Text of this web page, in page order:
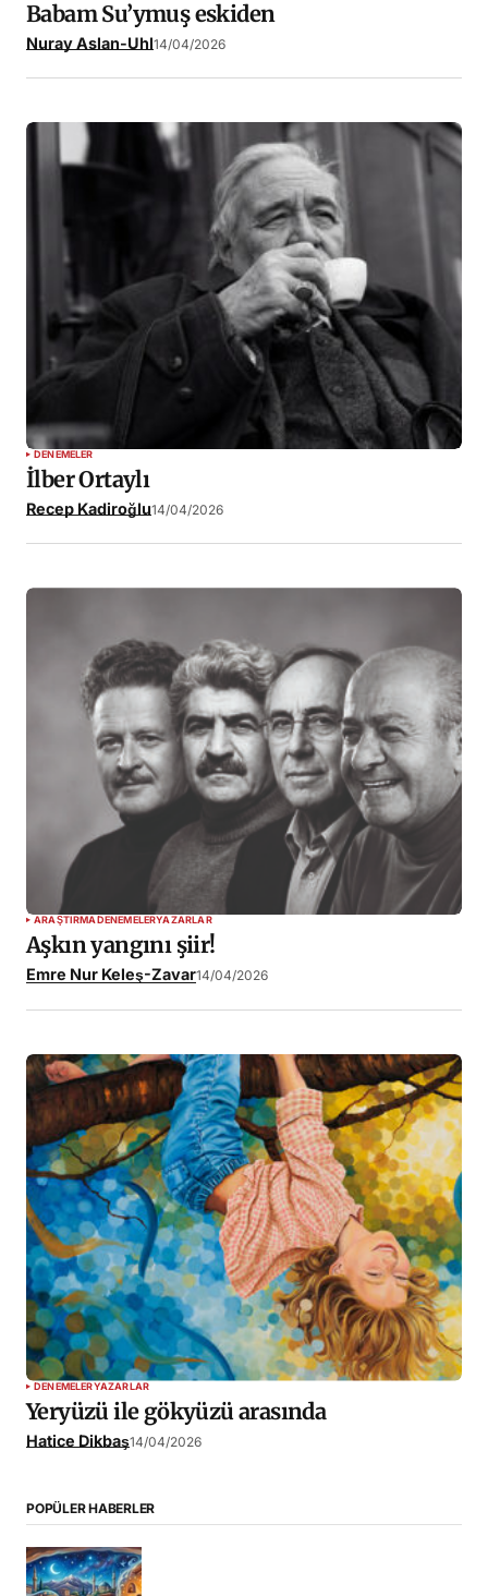
Babam Su’ymuş eskiden
Nuray Aslan-Uhl14/04/2026
DENEMELER
İlber Ortaylı
Recep Kadiroğlu14/04/2026
ARAŞTIRMADENEMELERYAZARLAR
Aşkın yangını şiir!
Emre Nur Keleş-Zavar14/04/2026
DENEMELERYAZARLAR
Yeryüzü ile gökyüzü arasında
Hatice Dikbaş14/04/2026
POPÜLER HABERLER